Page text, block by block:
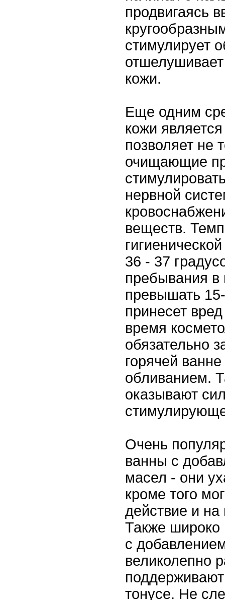
продвигаясь
стимулирует
кожи.
Еще одним
кожи
позволяет не
очищающие
нервной
веществ.
36 - 37
пребывания в
превышать
принесет
время
обязательно
горячей
обливанием.
оказывают
Очень
ванны с
масел - они
кроме того
действие и на
Также широко
с
великолепно
тонусе. Не